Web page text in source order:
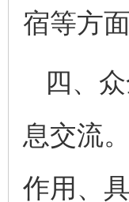
宿等方
四、
息交流
作用、